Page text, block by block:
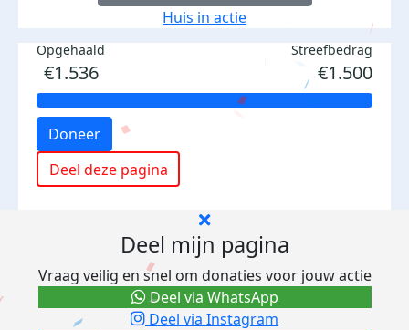
Huis in actie
Opgehaald
€1.536
Streefbedrag
€1.500
Doneer
Deel deze pagina
Deel mijn pagina
Vraag veilig en snel om donaties voor jouw actie
Deel via Instagram
Deel via WhatsApp